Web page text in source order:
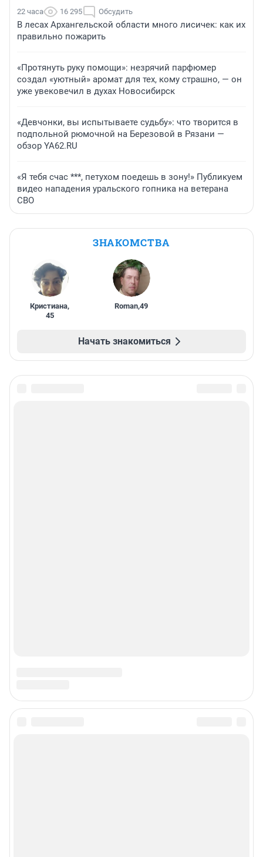
22 часа 16 295 Обсудить
В лесах Архангельской области много лисичек: как их
правильно пожарить
«Протянуть руку помощи»: незрячий парфюмер
создал «уютный» аромат для тех, кому страшно, — он
уже увековечил в духах Новосибирск
«Девчонки, вы испытываете судьбу»: что творится в
подпольной рюмочной на Березовой в Рязани —
обзор YA62.RU
«Я тебя счас ***, петухом поедешь в зону!» Публикуем
видео нападения уральского гопника на ветерана
СВО
ЗНАКОМСТВА
Кристиана,
45
Roman,49
Начать знакомиться